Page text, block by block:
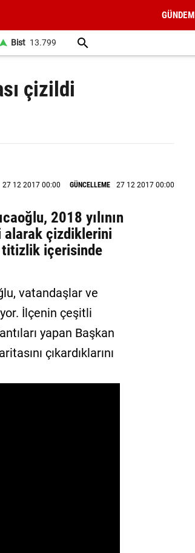
GÜNDEM
Bist 13.799
çizildi
27 12 2017 00:00 GÜNCELLEME 27 12 2017 00:00
2018 yılının
alarak çizdiklerini
içerisinde
vatandaşlar ve
İlçenin çeşitli
yapan Başkan
çıkardıklarını